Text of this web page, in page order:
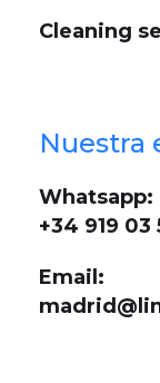
Cleaning
Nuestra
Whatsapp:
+34 919 03
Email: